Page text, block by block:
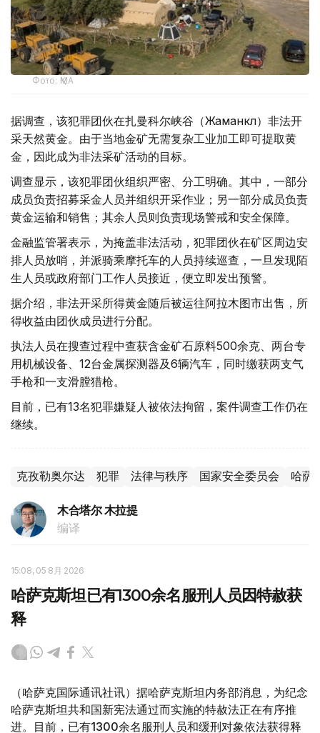
Фото: ҚМА
据调查，该犯罪团伙在扎曼科尔峡谷（Жаманкөл）非法开
采天然黄金。由于当地金矿无需复杂工业加工即可提取黄
金，因此成为非法采矿活动的目标。
调查显示，该犯罪团伙组织严密、分工明确。其中，一部分
成员负责招募采金人员并组织开采作业；另一部分成员负责
黄金运输和销售；其余人员则负责现场警戒和安全保障。
金融监管署表示，为掩盖非法活动，犯罪团伙在矿区周边安
排人员放哨，并派骑乘摩托车的人员持续巡查，一旦发现陌
生人员或政府部门工作人员接近，便立即发出预警。
据介绍，非法开采所得黄金随后被运往阿拉木图市出售，所
得收益由团伙成员进行分配。
执法人员在搜查过程中查获含金矿石原料500余克、两台专
用机械设备、12台金属探测器及6辆汽车，同时缴获两支气
手枪和一支滑膛猎枪。
目前，已有13名犯罪嫌疑人被依法拘留，案件调查工作仍在
继续。
克孜勒奥尔达 犯罪 法律与秩序 国家安全委员会 哈萨
木合塔尔 木拉提
编译
15:08, 05 8月 2026
哈萨克斯坦已有1300余名服刑人员因特赦获
释
（哈萨克国际通讯社讯）据哈萨克斯坦内务部消息，为纪念
哈萨克斯坦共和国新宪法通过而实施的特赦法正在有序推
进。目前，已有1300余名服刑人员和缓刑对象依法获得释